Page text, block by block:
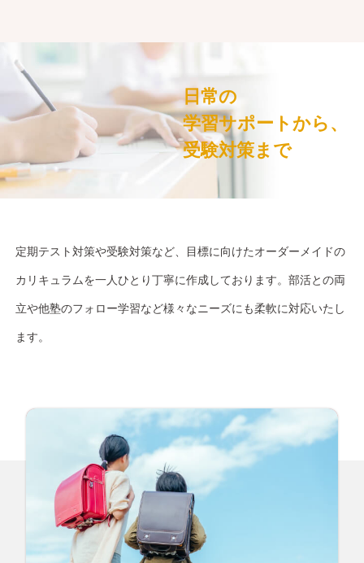
日常の
学習サポートから、
受験対策まで
定期テスト対策や受験対策など、目標に向けたオーダーメイドの
カリキュラムを一人ひとり丁寧に作成しております。部活との両
立や他塾のフォロー学習など様々なニーズにも柔軟に対応いたし
ます。